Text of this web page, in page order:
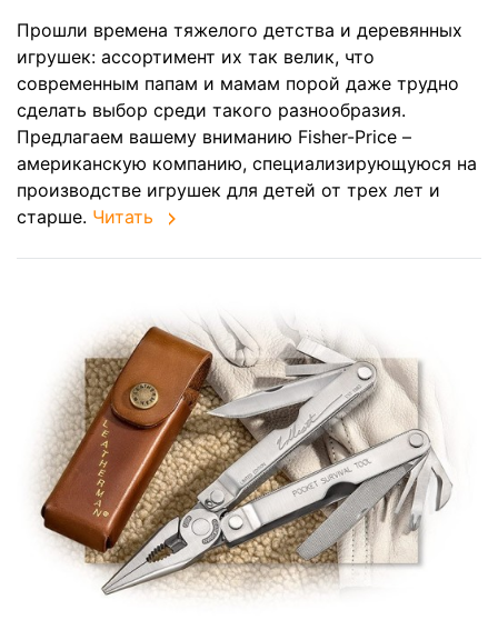
Прошли времена тяжелого детства и деревянных
игрушек: ассортимент их так велик, что
современным папам и мамам порой даже трудно
сделать выбор среди такого разнообразия.
Предлагаем вашему вниманию Fisher-Price –
американскую компанию, специализирующуюся на
производстве игрушек для детей от трех лет и
старше. Читать